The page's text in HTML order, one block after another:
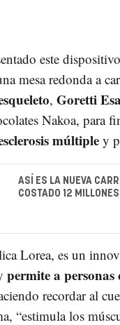
este
mesa redonda a
, Goretti
Nakoa, para
múltiple y
ASÍ ES LA NUEVA
COSTADO 12
Lorea, es un
permite a
recordar al
“estimula los